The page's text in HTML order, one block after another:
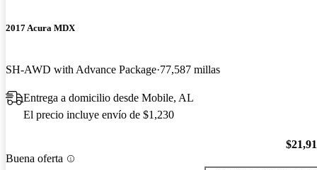
2017 Acura MDX
SH-AWD with Advance Package 77,587 millas
Entrega a domicilio desde Mobile, AL
El precio incluye envío de $1,230
Buena oferta